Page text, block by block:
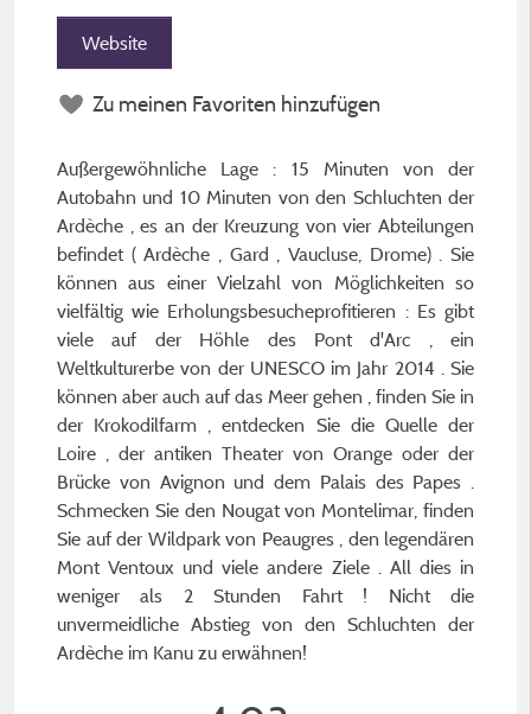
Website
Zu meinen Favoriten hinzufügen
Außergewöhnliche Lage : 15 Minuten von der
Autobahn und 10 Minuten von den Schluchten der
Ardèche , es an der Kreuzung von vier Abteilungen
befindet ( Ardèche , Gard , Vaucluse, Drome) . Sie
können aus einer Vielzahl von Möglichkeiten so
vielfältig wie Erholungsbesucheprofitieren : Es gibt
viele auf der Höhle des Pont d'Arc , ein
Weltkulturerbe von der UNESCO im Jahr 2014 . Sie
können aber auch auf das Meer gehen , finden Sie in
der Krokodilfarm , entdecken Sie die Quelle der
Loire , der antiken Theater von Orange oder der
Brücke von Avignon und dem Palais des Papes .
Schmecken Sie den Nougat von Montelimar, finden
Sie auf der Wildpark von Peaugres , den legendären
Mont Ventoux und viele andere Ziele . All dies in
weniger als 2 Stunden Fahrt ! Nicht die
unvermeidliche Abstieg von den Schluchten der
Ardèche im Kanu zu erwähnen!